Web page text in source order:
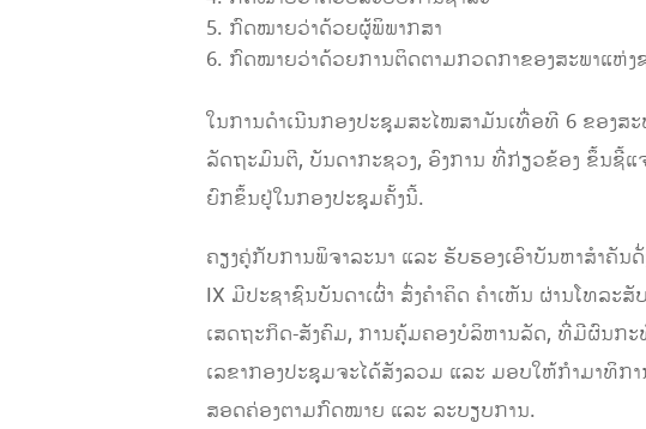
ກົດໝາຍວ່າດ້ວຍຜູ້ພິພາກສາ
ກົດໝາຍວ່າດ້ວຍການຕິດຕາມກວດກາຂອງສະພາແຫ່ງ
ໃນການດຳເນີນກອງປະຊຸມສະໄໝສາມັນເທື່ອທີ 6 ຂອງສ
ລັດຖະມົນຕີ, ບັນດາກະຊວງ, ອົງການ ທີ່ກ່ຽວຂ້ອງ ຂຶ້ນຊີ້
ຍົກຂຶ້ນຢູ່ໃນກອງປະຊຸມຄັ້ງນີ້.
ຄຽງຄູ່ກັບການພິຈາລະນາ ແລະ ຮັບຮອງເອົາບັນຫາສໍາຄັ
IX ມີປະຊາຊົນບັນດາເຜົ່າ ສົ່ງຄໍາຄິດ ຄໍາເຫັນ ຜ່ານໂທລະສັ
ເສດຖະກິດ-ສັງຄົມ, ການຄຸ້ມຄອງບໍລິຫານລັດ, ທີ່ມີຜົນກ
ເລຂາກອງປະຊຸມຈະໄດ້ສັງລວມ ແລະ ມອບໃຫ້ກຳມາທິ
ສອດຄ່ອງຕາມກົດໝາຍ ແລະ ລະບຽບການ.